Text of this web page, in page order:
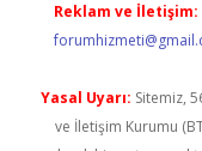
Reklam ve İletişim:
Yasal Uyarı: Sitemiz,
ve İletişim Kurumu